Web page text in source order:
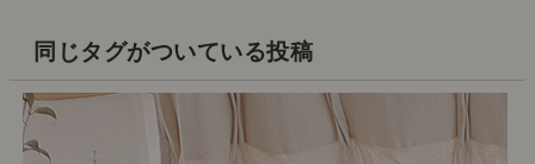
同じタグがついている投稿